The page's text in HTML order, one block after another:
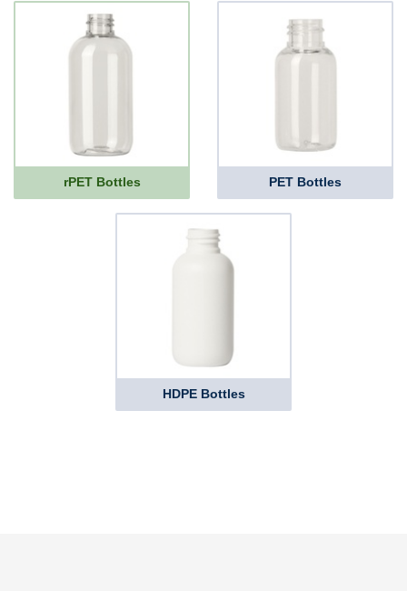
rPET Bottles PET Bottles
HDPE Bottles